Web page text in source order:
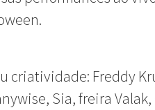
criatividade: Freddy
Sia, freira Valak,